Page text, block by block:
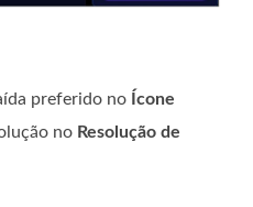
preferido no Ícone
no Resolução de